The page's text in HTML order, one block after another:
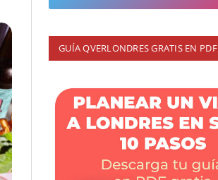
GUÍA QVERLONDRES GRATIS EN PDF